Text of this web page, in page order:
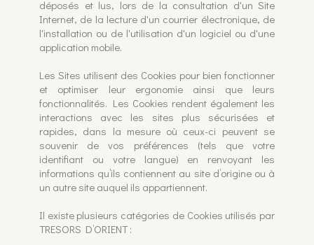
déposés et lus, lors de la consultation d'un Site
Internet, de la lecture d'un courrier électronique, de
l'installation ou de l'utilisation d'un logiciel ou d'une
application mobile.
Les Sites utilisent des Cookies pour bien fonctionner
et optimiser leur ergonomie ainsi que leurs
fonctionnalités. Les Cookies rendent également les
interactions avec les sites plus sécurisées et
rapides, dans la mesure où ceux-ci peuvent se
souvenir de vos préférences (tels que votre
identifiant ou votre langue) en renvoyant les
informations qu’ils contiennent au site d’origine ou à
un autre site auquel ils appartiennent.
Il existe plusieurs catégories de Cookies utilisés par
TRESORS D’ORIENT :